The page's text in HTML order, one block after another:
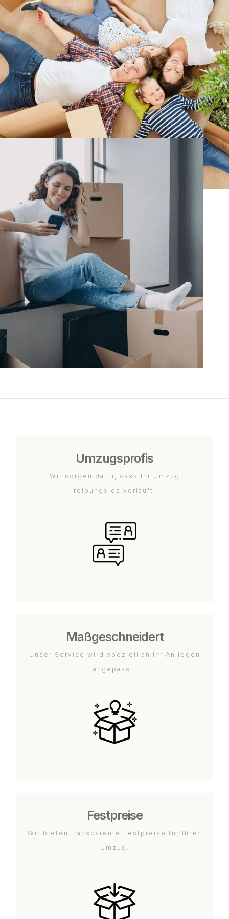
Umzugsprofis
Wir sorgen dafür, dass Ihr Umzug
reibungslos verläuft.
Maßgeschneidert
Unser Service wird speziell an Ihr Anliegen
angepasst.
Festpreise
Wir bieten transparente Festpreise für Ihren
Umzug.